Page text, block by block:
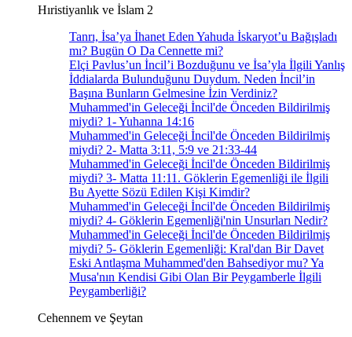
Hıristiyanlık ve İslam 2
Tanrı, İsa’ya İhanet Eden Yahuda İskaryot’u Bağışladı
mı? Bugün O Da Cennette mi?
Elçi Pavlus’un İncil’i Bozduğunu ve İsa’yla İlgili Yanlış
İddialarda Bulunduğunu Duydum. Neden İncil’in
Başına Bunların Gelmesine İzin Verdiniz?
Muhammed'in Geleceği İncil'de Önceden Bildirilmiş
miydi? 1- Yuhanna 14:16
Muhammed'in Geleceği İncil'de Önceden Bildirilmiş
miydi? 2- Matta 3:11, 5:9 ve 21:33-44
Muhammed'in Geleceği İncil'de Önceden Bildirilmiş
miydi? 3- Matta 11:11. Göklerin Egemenliği ile İlgili
Bu Ayette Sözü Edilen Kişi Kimdir?
Muhammed'in Geleceği İncil'de Önceden Bildirilmiş
miydi? 4- Göklerin Egemenliği'nin Unsurları Nedir?
Muhammed'in Geleceği İncil'de Önceden Bildirilmiş
miydi? 5- Göklerin Egemenliği: Kral'dan Bir Davet
Eski Antlaşma Muhammed'den Bahsediyor mu? Ya
Musa'nın Kendisi Gibi Olan Bir Peygamberle İlgili
Peygamberliği?
Cehennem ve Şeytan